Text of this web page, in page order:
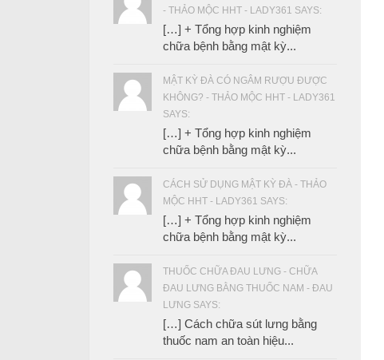
- THẢO MỘC HHT - LADY361 SAYS:
[…] + Tổng hợp kinh nghiệm
chữa bệnh bằng mật kỳ...
MẬT KỲ ĐÀ CÓ NGÂM RƯỢU ĐƯỢC
KHÔNG? - THẢO MỘC HHT - LADY361
SAYS:
[…] + Tổng hợp kinh nghiệm
chữa bệnh bằng mật kỳ...
CÁCH SỬ DỤNG MẬT KỲ ĐÀ - THẢO
MỘC HHT - LADY361 SAYS:
[…] + Tổng hợp kinh nghiệm
chữa bệnh bằng mật kỳ...
THUỐC CHỮA ĐAU LƯNG - CHỮA
ĐAU LƯNG BẰNG THUỐC NAM - ĐAU
LƯNG SAYS:
[…] Cách chữa sút lưng bằng
thuốc nam an toàn hiệu...